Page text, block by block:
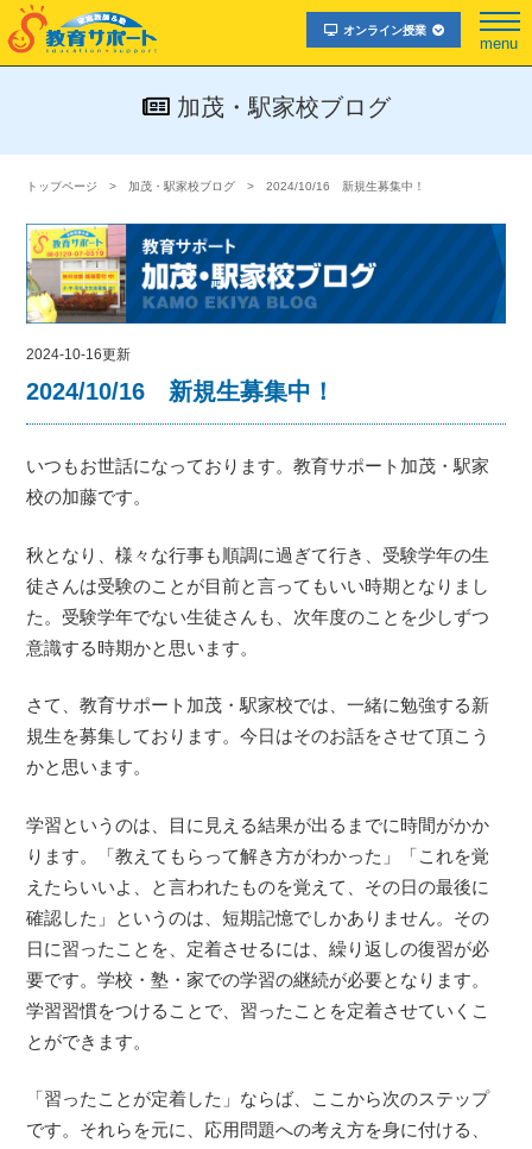
オンライン授業
menu
加茂・駅家校ブログ
トップページ 加茂・駅家校ブログ 2024/10/16 新規生募集中！
2024-10-16更新
2024/10/16 新規生募集中！
いつもお世話になっております。教育サポート加茂・駅家
校の加藤です。
秋となり、様々な行事も順調に過ぎて行き、受験学年の生
徒さんは受験のことが目前と言ってもいい時期となりまし
た。受験学年でない生徒さんも、次年度のことを少しずつ
意識する時期かと思います。
さて、教育サポート加茂・駅家校では、一緒に勉強する新
規生を募集しております。今日はそのお話をさせて頂こう
かと思います。
学習というのは、目に見える結果が出るまでに時間がかか
ります。「教えてもらって解き方がわかった」「これを覚
えたらいいよ、と言われたものを覚えて、その日の最後に
確認した」というのは、短期記憶でしかありません。その
日に習ったことを、定着させるには、繰り返しの復習が必
要です。学校・塾・家での学習の継続が必要となります。
学習習慣をつけることで、習ったことを定着させていくこ
とができます。
「習ったことが定着した」ならば、ここから次のステップ
です。それらを元に、応用問題への考え方を身に付ける、